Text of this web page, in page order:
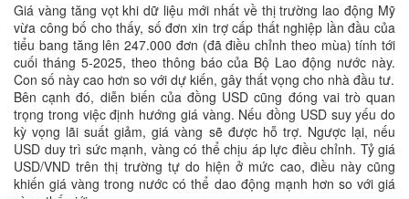
Giá vàng tăng vọt khi dữ liệu mới nhất về thị trường lao động Mỹ
vừa công bố cho thấy, số đơn xin trợ cấp thất nghiệp lần đầu của
tiểu bang tăng lên 247.000 đơn (đã điều chỉnh theo mùa) tính tới
cuối tháng 5-2025, theo thông báo của Bộ Lao động nước này.
Con số này cao hơn so với dự kiến, gây thất vọng cho nhà đầu tư.
Bên cạnh đó, diễn biến của đồng USD cũng đóng vai trò quan
trọng trong việc định hướng giá vàng. Nếu đồng USD suy yếu do
kỳ vọng lãi suất giảm, giá vàng sẽ được hỗ trợ. Ngược lại, nếu
USD duy trì sức mạnh, vàng có thể chịu áp lực điều chỉnh. Tỷ giá
USD/VND trên thị trường tự do hiện ở mức cao, điều này cũng
khiến giá vàng trong nước có thể dao động mạnh hơn so với giá